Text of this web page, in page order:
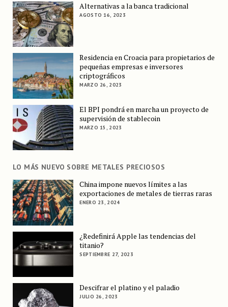
Alternativas a la banca tradicional
AGOSTO 16, 2023
Residencia en Croacia para propietarios de
pequeñas empresas e inversores
criptográficos
MARZO 26, 2023
El BPI pondrá en marcha un proyecto de
supervisión de stablecoin
MARZO 15, 2023
LO MÁS NUEVO SOBRE METALES PRECIOSOS
China impone nuevos límites a las
exportaciones de metales de tierras raras
ENERO 23, 2024
¿Redefinirá Apple las tendencias del
titanio?
SEPTIEMBRE 27, 2023
Descifrar el platino y el paladio
JULIO 26, 2023